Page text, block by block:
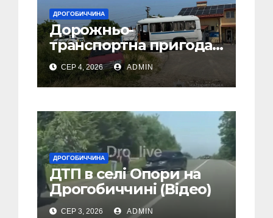
ДРОГОБИЧЧИНА
Дорожньо-
транспортна пригода
у селі Попелі на
Дрогобиччині
СЕР 4, 2026 ADMIN
ДРОГОБИЧЧИНА
ДТП в селі Опори на
Дрогобиччині (Відео)
СЕР 3, 2026 ADMIN